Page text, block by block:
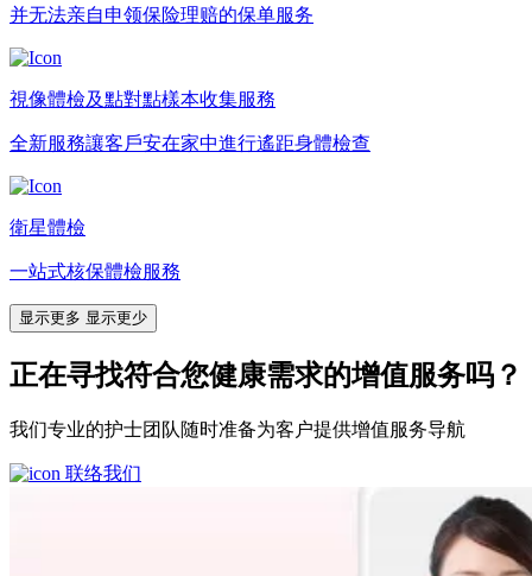
并无法亲自申领保险理赔的保单服务
視像體檢及點對點樣本收集服務
全新服務讓客戶安在家中進行遙距身體檢查
衛星體檢
一站式核保體檢服務
显示更多 显示更少
正在寻找符合您健康需求的增值服务吗？
我们专业的护士团队随时准备为客户提供增值服务导航
联络我们